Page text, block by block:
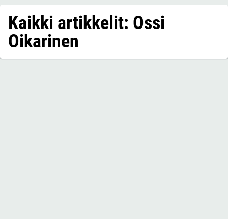
Kaikki artikkelit: Ossi
Oikarinen